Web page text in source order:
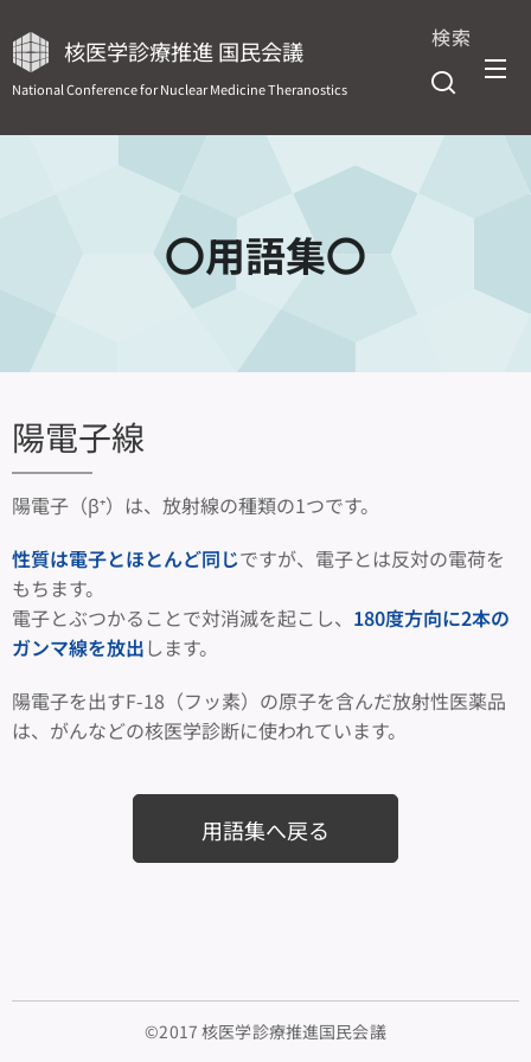
核医学診療推進 国民会議
National Conference for Nuclear Medicine Theranostics
検索
〇用語集〇
陽電子線
陽電子（β⁺）は、放射線の種類の1つです。
性質は電子とほとんど同じですが、電子とは反対の電荷を
もちます。
電子とぶつかることで対消滅を起こし、 180度方向に2本の
ガンマ線を放出します。
陽電子を出すF-18（フッ素）の原子を含んだ放射性医薬品
は、がんなどの核医学診断に使われています。
用語集へ戻る
©2017 核医学診療推進国民会議